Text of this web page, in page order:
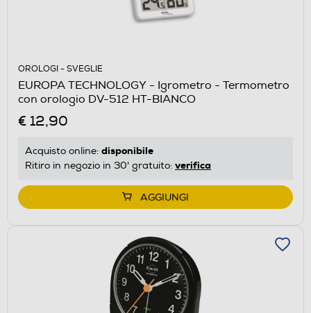
OROLOGI - SVEGLIE
EUROPA TECHNOLOGY - Igrometro - Termometro
con orologio DV-512 HT-BIANCO
€ 12,90
Acquisto online: disponibile
Ritiro in negozio in 30' gratuito: verifica
AGGIUNGI